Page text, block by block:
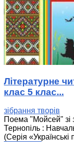
Літературне
клас 5 клас...
зібрання творів
Поема "Мойсей" зі
Тернопіль :
(Серія